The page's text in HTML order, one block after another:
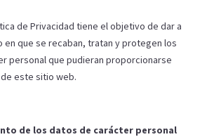
de Privacidad tiene el objetivo de dar a
en que se recaban, tratan y protegen los
personal que pudieran proporcionarse
este sitio web.
de los datos de carácter personal